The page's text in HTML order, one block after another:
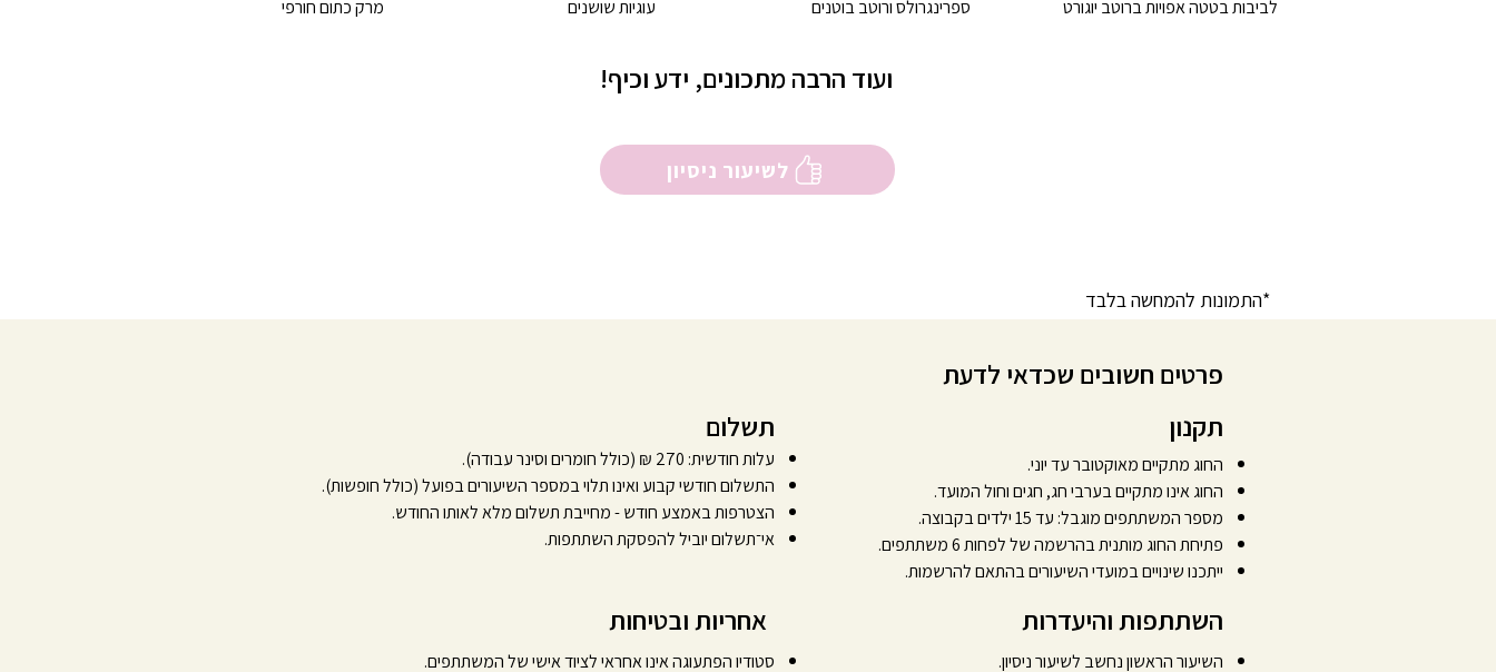
לביבות בטטה אפויות ברוטב יוגורט ספרינגרולס ורוטב בוטנים עוגיות שושנים מרק כתום חורפי
ועוד הרבה מתכונים, ידע וכיף!
לשיעור ניסיון
*התמונות להמחשה בלבד
פרטים חשובים שכדאי לדעת
תשלום
עלות חודשית: 270 ₪ (כולל חומרים וסינר עבודה).
התשלום חודשי קבוע ואינו תלוי במספר השיעורים בפועל (כולל חופשות).
הצטרפות באמצע חודש - מחייבת תשלום מלא לאותו החודש.
אי־תשלום יוביל להפסקת השתתפות.
אחריות ובטיחות
סטודיו הפתעוגה אינו אחראי לציוד אישי של המשתתפים.
תקנון
החוג מתקיים מאוקטובר עד יוני.
החוג אינו מתקיים בערבי חג, חגים וחול המועד.
מספר המשתתפים מוגבל: עד 15 ילדים בקבוצה.
פתיחת החוג מותנית בהרשמה של לפחות 6 משתתפים.
ייתכנו שינויים במועדי השיעורים בהתאם להרשמות.
השתתפות והיעדרות
השיעור הראשון נחשב לשיעור ניסיון.